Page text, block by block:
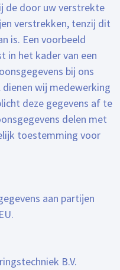
de door uw verstrekte
verstrekken, tenzij dit
is. Een voorbeeld
in het kader van een
bij ons
wij medewerking
deze gegevens af te
delen met
toestemming voor
aan partijen
B.V.